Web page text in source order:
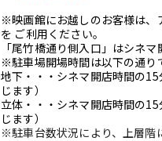
※映画館にお越しのお客様は、
を ご利用ください。
「尾竹橋通り側入口」はシネ
※駐車場開場時間は以下の通り
地下・・・シネマ開店時間の
じます）
立体・・・シネマ開店時間の
じます）
※駐車台数状況により、上層階